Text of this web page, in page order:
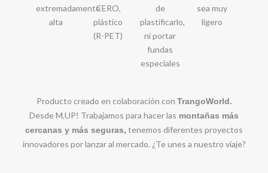
extremadamente
alta
CERO,
plástico
(R-PET)
de
plastificarlo,
ni portar
fundas
especiales
sea muy
ligero
Producto creado en colaboración con TrangoWorld.
Desde M.UP! Trabajamos para hacer las montañas más
cercanas y más seguras, tenemos diferentes proyectos
innovadores por lanzar al mercado. ¿Te unes a nuestro viaje?